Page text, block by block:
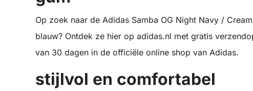
Op zoek naar de Adidas Samba OG Night Navy /
blauw? Ontdek ze hier op adidas.nl met gratis
van 30 dagen in de officiële online shop van Adidas.
stijlvol en comfortabel